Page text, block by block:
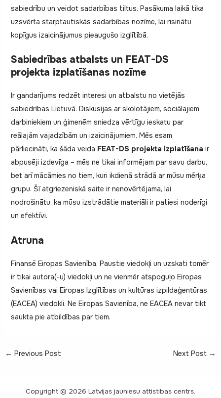
sabiedrību un veidot sadarbības tiltus. Pasākuma laikā tika
uzsvērta starptautiskās sadarbības nozīme, lai risinātu
kopīgus izaicinājumus pieaugušo izglītībā.
Sabiedrības atbalsts un FEAT-DS
projekta izplatīšanas nozīme
Ir gandarījums redzēt interesi un atbalstu no vietējās
sabiedrības Lietuvā. Diskusijas ar skolotājiem, sociālajiem
darbiniekiem un ģimenēm sniedza vērtīgu ieskatu par
reālajām vajadzībām un izaicinājumiem. Mēs esam
pārliecināti, ka šāda veida FEAT-DS projekta izplatīšana ir
abpusēji izdevīga – mēs ne tikai informējam par savu darbu,
bet arī mācāmies no tiem, kuri ikdienā strādā ar mūsu mērķa
grupu. Šī atgriezeniskā saite ir nenovērtējama, lai
nodrošinātu, ka mūsu izstrādātie materiāli ir patiesi noderīgi
un efektīvi.
Atruna
Finansē Eiropas Savienība. Paustie viedokļi un uzskati tomēr
ir tikai autora(-u) viedokļi un ne vienmēr atspoguļo Eiropas
Savienības vai Eiropas Izglītības un kultūras izpildaģentūras
(EACEA) viedokli. Ne Eiropas Savienība, ne EACEA nevar tikt
saukta pie atbildības par tiem.
Post
← Previous Post Next Post →
Copyright © 2026 Latvijas jauniesu attistibas centrs.